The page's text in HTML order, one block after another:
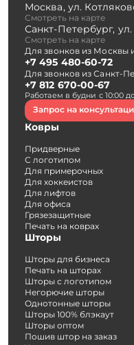
Москва, ул.
Смотреть на карте
Санкт-Петербург,
Смотреть на карте
Для звонков из Москвы
+7 495 480-60-72
Для звонков из Санкт-
+7 812 670-00-67
Работаем в будни с 10:00
Запрос на
Ковры
Придверные
С логотипом
Для примерочных
Для хоккеистов
Для лифтов
Для офиса
Грязезащитные
Печать на коврах
Шторы
Шторы для бизнеса
Печать на шторах
Шторы с логотипом
Негорючие шторы
Однотонные шторы
Шторы 100% блэкаут
Шторы оптом
Пошив штор на заказ